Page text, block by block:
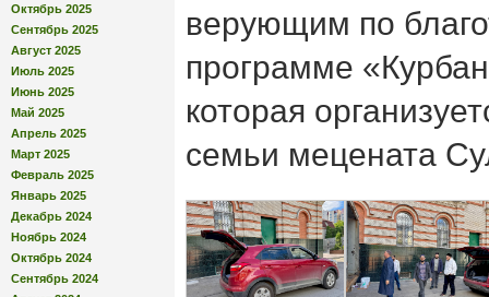
Октябрь 2025
Сентябрь 2025
Август 2025
Июль 2025
Июнь 2025
Май 2025
Апрель 2025
Март 2025
Февраль 2025
Январь 2025
Декабрь 2024
Ноябрь 2024
Октябрь 2024
Сентябрь 2024
верующим по
программе
которая
семьи мецената